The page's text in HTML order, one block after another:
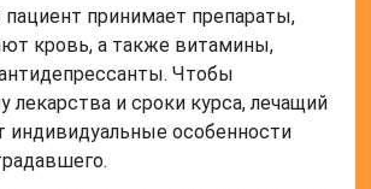
принимает препараты,
кровь, а также витамины,
Чтобы
лекарства и сроки курса, лечащий
индивидуальные особенности